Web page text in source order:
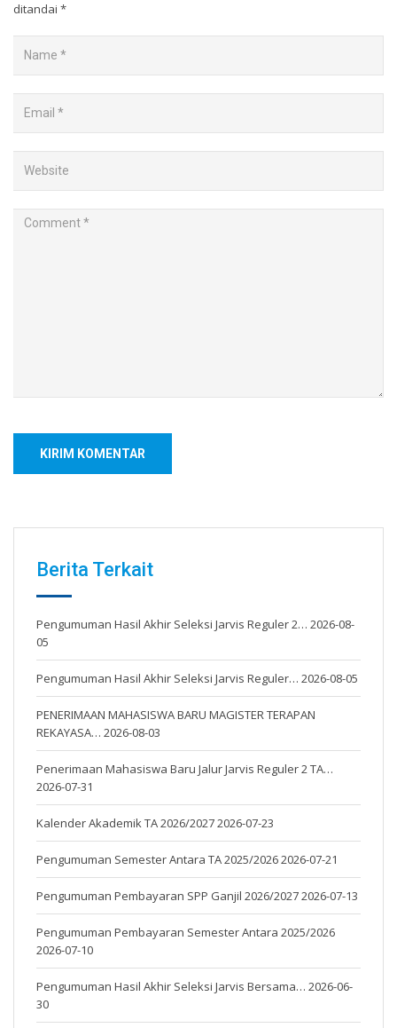
ditandai *
Berita Terkait
Pengumuman Hasil Akhir Seleksi Jarvis Reguler 2… 2026-08-
05
Pengumuman Hasil Akhir Seleksi Jarvis Reguler… 2026-08-05
PENERIMAAN MAHASISWA BARU MAGISTER TERAPAN
REKAYASA… 2026-08-03
Penerimaan Mahasiswa Baru Jalur Jarvis Reguler 2 TA…
2026-07-31
Kalender Akademik TA 2026/20272026-07-23
Pengumuman Semester Antara TA 2025/20262026-07-21
Pengumuman Pembayaran SPP Ganjil 2026/20272026-07-13
Pengumuman Pembayaran Semester Antara 2025/2026
2026-07-10
Pengumuman Hasil Akhir Seleksi Jarvis Bersama… 2026-06-
30